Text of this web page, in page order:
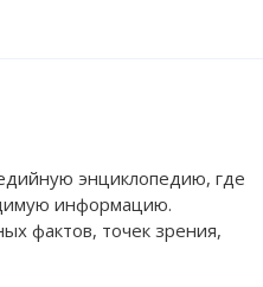
энциклопедию, где
информацию.
фактов, точек зрения,